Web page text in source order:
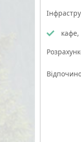
кафе,